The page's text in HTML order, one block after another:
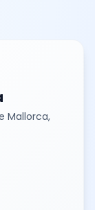
Mallorca,